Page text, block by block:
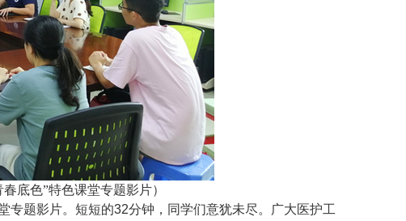
底色”特色课堂专题影片）
专题影片。短短的32分钟，同学们意犹未尽。广大医护工